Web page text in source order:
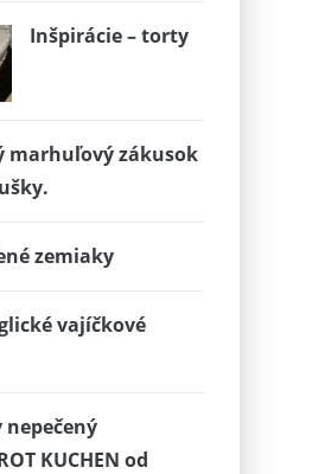
Inšpirácie – torty
marhuľový zákusok
zemiaky
vajíčkové
nepečený
KUCHEN od